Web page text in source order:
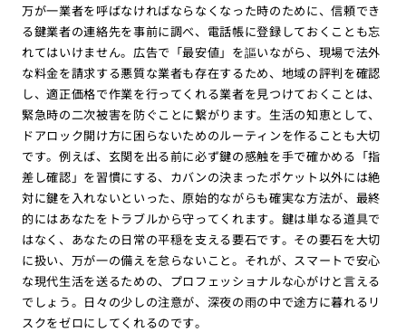
万が一業者を呼ばなければならなくなった時のために、信頼でき
る鍵業者の連絡先を事前に調べ、電話帳に登録しておくことも忘
れてはいけません。広告で「最安値」を謳いながら、現場で法外
な料金を請求する悪質な業者も存在するため、地域の評判を確認
し、適正価格で作業を行ってくれる業者を見つけておくことは、
緊急時の二次被害を防ぐことに繋がります。生活の知恵として、
ドアロック開け方に困らないためのルーティンを作ることも大切
です。例えば、玄関を出る前に必ず鍵の感触を手で確かめる「指
差し確認」を習慣にする、カバンの決まったポケット以外には絶
対に鍵を入れないといった、原始的ながらも確実な方法が、最終
的にはあなたをトラブルから守ってくれます。鍵は単なる道具で
はなく、あなたの日常の平穏を支える要石です。その要石を大切
に扱い、万が一の備えを怠らないこと。それが、スマートで安心
な現代生活を送るための、プロフェッショナルな心がけと言える
でしょう。日々の少しの注意が、深夜の雨の中で途方に暮れるリ
スクをゼロにしてくれるのです。